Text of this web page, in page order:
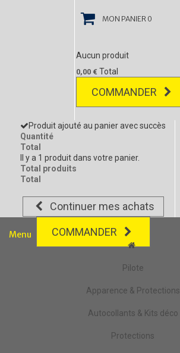
MON PANIER 0
Aucun produit
0,00 € Total
COMMANDER
Produit ajouté au panier avec succès
Quantité
Total
Il y a 1 produit dans votre panier.
Total produits
Total
Continuer mes achats
COMMANDER
Menu
Pilote
Apparence & Protections
Autocollants & Kits déco
Protections